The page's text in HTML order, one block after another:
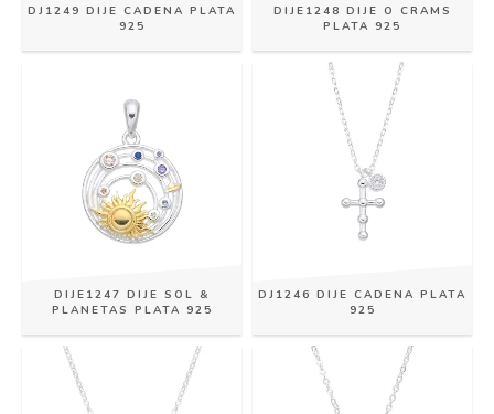
DJ1249 DIJE CADENA PLATA
925
DIJE1248 DIJE O CRAMS
PLATA 925
DIJE1247 DIJE SOL &
PLANETAS PLATA 925
DJ1246 DIJE CADENA PLATA
925